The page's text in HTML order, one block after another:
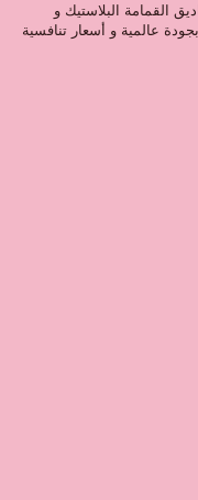
القمامة البلاستيك و
عالمية و أسعار تنافسية